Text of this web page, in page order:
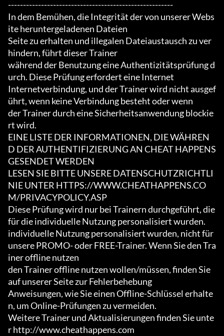
-------------------------------------------------------
In dem Bemühen, die Integrität der von unserer Webs
ite heruntergeladenen Dateien
Seite zu erhalten und illegalen Dateiaustausch zu ver
hindern, führt dieser Trainer
während der Benutzung eine Authentizitätsprüfung d
urch. Diese Prüfung erfordert eine Internet
Internetverbindung, und der Trainer wird nicht ausgef
ührt, wenn keine Verbindung besteht oder wenn
der Trainer durch eine Sicherheitsanwendung blockie
rt wird.
EINE LISTE DER INFORMATIONEN, DIE WÄHREN
D DER AUTHENTIFIZIERUNG AN CHEAT HAPPENS
GESENDET WERDEN
LESEN SIE BITTE UNSERE DATENSCHUTZRICHTLI
NIE UNTER HTTPS://WWW.CHEATHAPPENS.CO
M/PRIVACYPOLICY.ASP
Diese Prüfung wird nur bei Trainern durchgeführt, die
für die individuelle Nutzung personalisiert wurden.
individuelle Nutzung personalisiert wurden, nicht für
unsere PROMO- oder FREE-Trainer. Wenn Sie den Tra
iner offline nutzen
den Trainer offline nutzen wollen/müssen, finden Sie
auf unserer Seite zur Fehlerbehebung
Anweisungen, wie Sie einen Offline-Schlüssel erhalte
n, um Online-Prüfungen zu vermeiden.
Weitere Trainer und Aktualisierungen finden Sie unte
r http://www.cheathappens.com